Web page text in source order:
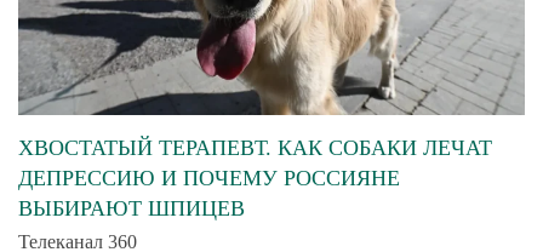
ХВОСТАТЫЙ ТЕРАПЕВТ. КАК СОБАКИ ЛЕЧАТ
ДЕПРЕССИЮ И ПОЧЕМУ РОССИЯНЕ
ВЫБИРАЮТ ШПИЦЕВ
Телеканал 360